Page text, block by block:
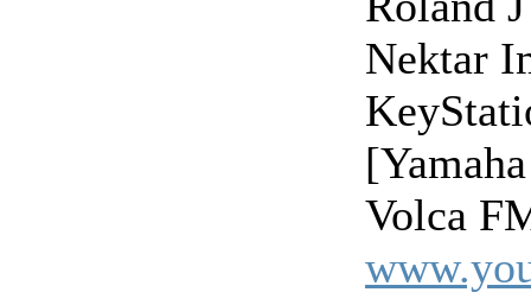
Nektar
Volca